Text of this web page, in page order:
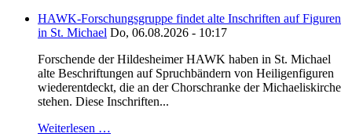
HAWK-Forschungsgruppe findet alte Inschriften auf Figuren
in St. Michael Do, 06.08.2026 - 10:17
Forschende der Hildesheimer HAWK haben in St. Michael
alte Beschriftungen auf Spruchbändern von Heiligenfiguren
wiederentdeckt, die an der Chorschranke der Michaeliskirche
stehen. Diese Inschriften...
Weiterlesen …